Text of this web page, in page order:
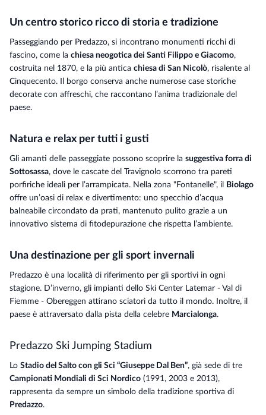
Un centro storico ricco di storia e tradizione
Passeggiando per Predazzo, si incontrano monumenti ricchi di
fascino, come la chiesa neogotica dei Santi Filippo e Giacomo,
costruita nel 1870, e la più antica chiesa di San Nicolò, risalente al
Cinquecento. Il borgo conserva anche numerose case storiche
decorate con affreschi, che raccontano l’anima tradizionale del
paese.
Natura e relax per tutti i gusti
Gli amanti delle passeggiate possono scoprire la suggestiva forra di
Sottosassa, dove le cascate del Travignolo scorrono tra pareti
porfiriche ideali per l’arrampicata. Nella zona "Fontanelle", il
Biolago
offre un’oasi di relax e divertimento: uno specchio d’acqua
balneabile circondato da prati, mantenuto pulito grazie a un
innovativo sistema di fitodepurazione che rispetta l’ambiente.
Una destinazione per gli sport invernali
Predazzo è una località di riferimento per gli sportivi in ogni
stagione. D’inverno, gli impianti dello Ski Center Latemar - Val di
Fiemme - Obereggen attirano sciatori da tutto il mondo. Inoltre, il
paese è attraversato dalla pista della celebre Marcialonga.
Predazzo Ski Jumping Stadium
Lo Stadio del Salto con gli Sci “Giuseppe Dal Ben”, già sede di tre
Campionati Mondiali di Sci Nordico (1991, 2003 e 2013),
rappresenta da sempre un simbolo della tradizione sportiva di
Predazzo.